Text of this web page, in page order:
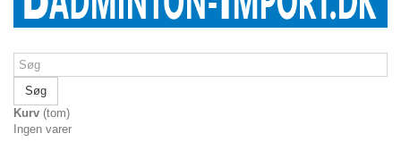
Søg
Kurv (tom)
Ingen varer